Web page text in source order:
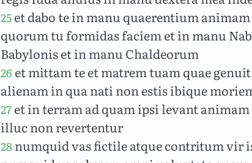
25et dabo te in manu quaerentium
quorum tu formidas faciem et in manu
Babylonis et in manu Chaldeorum
26 et mittam te et matrem tuam quae
alienam in qua nati non estis ibique
27et in terram ad quam ipsi levant
illuc non revertentur
28numquid vas fictile atque contritum vir